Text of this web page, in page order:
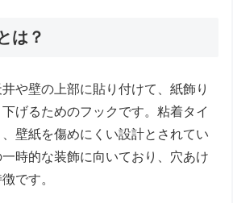
は？
や壁の上部に貼り付けて、紙飾り
げるためのフックです。粘着タイ
壁紙を傷めにくい設計とされてい
時的な装飾に向いており、穴あけ
です。